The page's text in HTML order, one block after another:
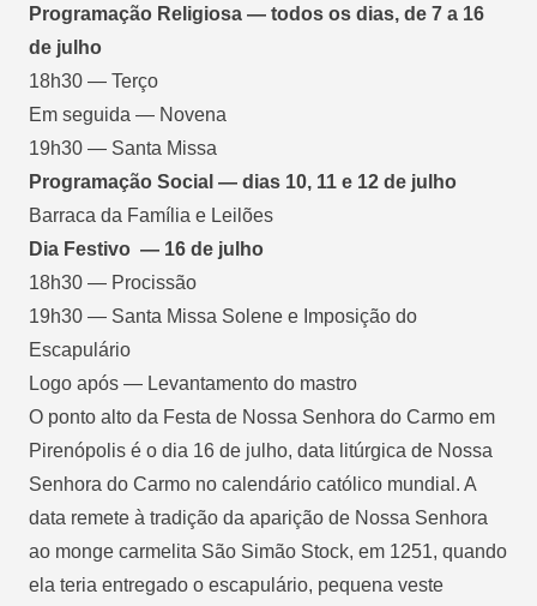
Programação Religiosa — todos os dias, de 7 a 16
de julho
18h30 — Terço
Em seguida — Novena
19h30 — Santa Missa
Programação Social — dias 10, 11 e 12 de julho
Barraca da Família e Leilões
Dia Festivo — 16 de julho
18h30 — Procissão
19h30 — Santa Missa Solene e Imposição do
Escapulário
Logo após — Levantamento do mastro
O ponto alto da Festa de Nossa Senhora do Carmo em
Pirenópolis é o dia 16 de julho, data litúrgica de Nossa
Senhora do Carmo no calendário católico mundial. A
data remete à tradição da aparição de Nossa Senhora
ao monge carmelita São Simão Stock, em 1251, quando
ela teria entregado o escapulário, pequena veste